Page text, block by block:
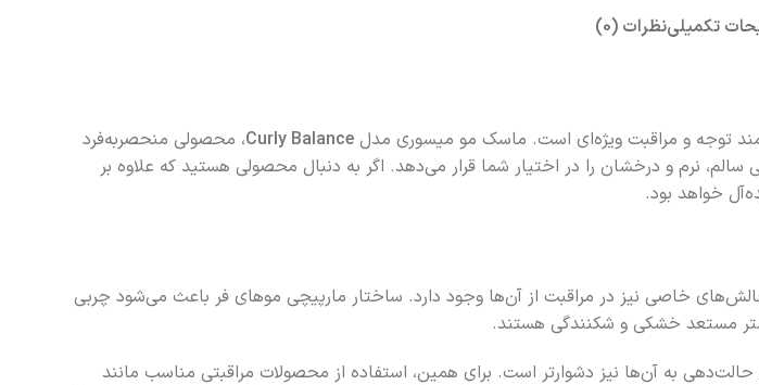
تکمیلینظرات (0)
توجه و مراقبت ویژه‌ای است. ماسک مو میسوری مدلCurly Balance، محصولی منحصر‌به‌فرد
نرم و درخشان را در اختیار شما قرار می‌دهد. اگر به دنبال محصولی هستید که علاوه بر
خواهد بود.
خاصی نیز در مراقبت از آن‌ها وجود دارد. ساختار مارپیچی موهای فر باعث می‌شود چربی
مستعد خشکی و شکنندگی هستند.
به آن‌ها نیز دشوارتر است. برای همین، استفاده از محصولات مراقبتی مناسب مانند